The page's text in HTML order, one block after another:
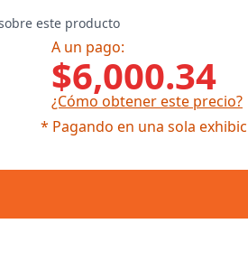
este producto
A un pago:
$6,000.34
¿Cómo obtener este precio?
* Pagando en una sola